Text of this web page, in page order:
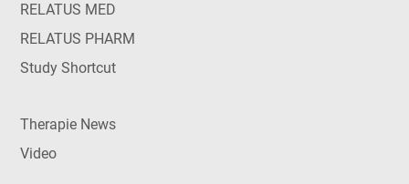
RELATUS MED
RELATUS PHARM
Study Shortcut
Therapie News
Video